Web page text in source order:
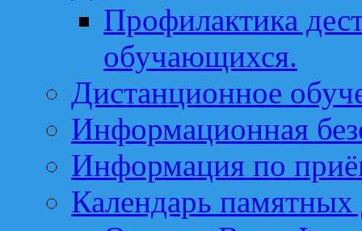
Профилактика
обучающихся.
Дистанционное
Информационная
Информация по
Календарь памятных